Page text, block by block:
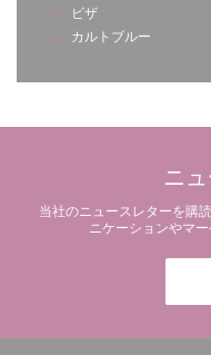
ビザ
カルトブルー
ニ
当社のニュースレターを購
ニケーションやマ